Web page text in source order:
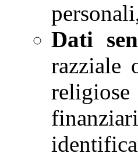
Dati
razziale